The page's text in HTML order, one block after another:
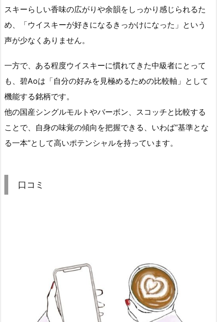
スキーらしい香味の広がりや余韻をしっかり感じられるた
め、「ウイスキーが好きになるきっかけになった」という
声が少なくありません。
一方で、ある程度ウイスキーに慣れてきた中級者にとって
も、碧Aoは「自分の好みを見極めるための比較軸」として
機能する銘柄です。
他の国産シングルモルトやバーボン、スコッチと比較する
ことで、自身の味覚の傾向を把握できる、いわば“基準とな
る一本”として高いポテンシャルを持っています。
口コミ